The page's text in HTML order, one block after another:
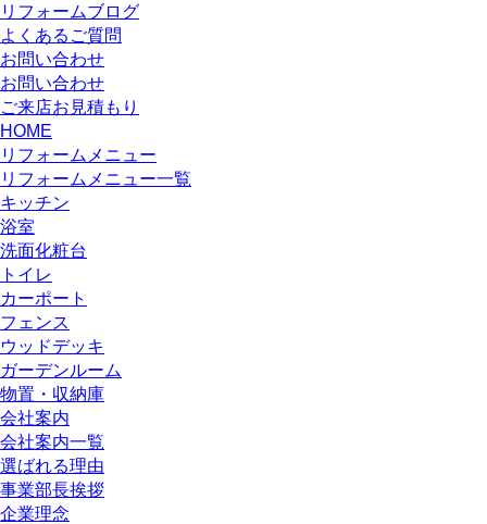
リフォームブログ
よくあるご質問
お問い合わせ
お問い合わせ
ご来店お見積もり
HOME
リフォームメニュー
リフォームメニュー一覧
キッチン
浴室
洗面化粧台
トイレ
カーポート
フェンス
ウッドデッキ
ガーデンルーム
物置・収納庫
会社案内
会社案内一覧
選ばれる理由
事業部長挨拶
企業理念